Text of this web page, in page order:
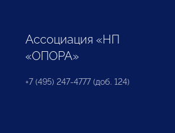
Ассоциация «НП
«ОПОРА»
+7 (495) 247-4777 (доб. 124)